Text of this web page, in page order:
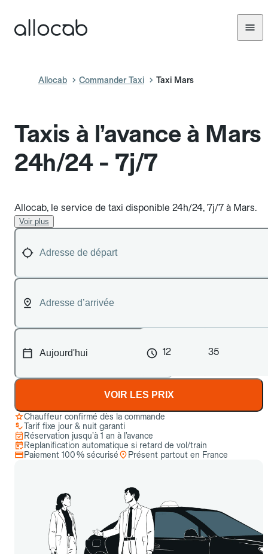
Allocab Commander Taxi Taxi Mars
Taxis à l’avance à Mars
24h/24 - 7j/7
Allocab, le service de taxi disponible 24h/24, 7j/7 à Mars.
Voir plus
12 35
VOIR LES PRIX
Chauffeur confirmé dès la commande
Tarif fixe jour & nuit garanti
Réservation jusqu’à 1 an à l’avance
Replanification automatique si retard de vol/train
Paiement 100 % sécurisé
Présent partout en France